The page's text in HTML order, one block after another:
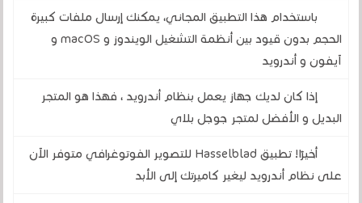
باستخدام هذا التطبيق المجاني، يمكنك إرسال ملفات كبيرة
الحجم بدون قيود بين أنظمة التشغيل الويندوز و macOS و
آيفون و أندرويد
إذا كان لديك جهاز يعمل بنظام أندرويد ، فهذا هو المتجر
البديل و الأفضل لمتجر جوجل بلاي
أخيرًا! تطبيق Hasselblad للتصوير الفوتوغرافي متوفر الآن
على نظام أندرويد ليغير كاميرتك إلى الأبد